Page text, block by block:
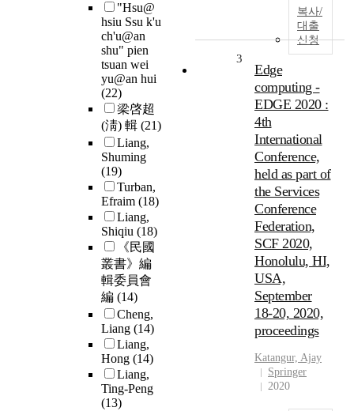
"Hsu@
hsiu Ssu k'u
ch'u@an
shu" pien
tsuan wei
yu@an hui
(22)
梁啓超
(淸) 輯 (21)
Liang,
Shuming
(19)
Turban,
Efraim (18)
Liang,
Shiqiu (18)
《民國
叢書》編
輯委員會
編 (14)
Cheng,
Liang (14)
Liang,
Hong (14)
Liang,
Ting-Peng
(13)
복사/
대출
신청
3
Edge
computing -
EDGE 2020 :
4th
International
Conference,
held as part of
the Services
Conference
Federation,
SCF 2020,
Honolulu, HI,
USA,
September
18-20, 2020,
proceedings
Katangur, Ajay
Springer
2020